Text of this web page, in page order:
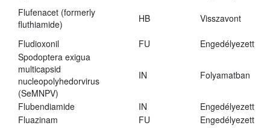
Flufenacet (formerly
fluthiamide)
HB Visszavont
Fludioxonil FU
Engedélyezett
Spodoptera exigua
multicapsid
nucleopolyhedorvirus
(SeMNPV)
IN Folyamatban
Flubendiamide IN
Engedélyezett
Fluazinam
FU
Engedélyezett